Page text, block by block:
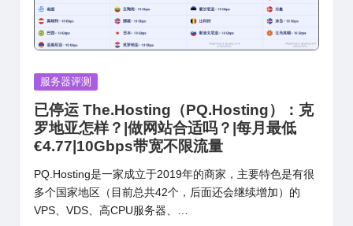
Posted
服务器评测
已停运 The.Hosting（PQ.Hosting）：克
罗地亚怎样？|做网站合适吗？|每月最低
€4.77|10Gbps带宽不限流量
PQ.Hosting是一家成立于2019年的商家，主要特色是有很
多个国家地区（目前总共42个，后面还会继续增加）的
VPS、VDS、高CPU服务器、…